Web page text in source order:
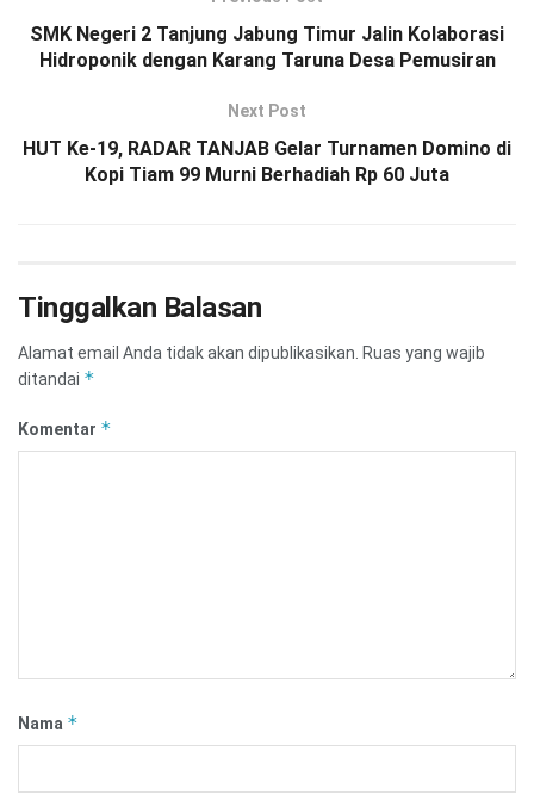
SMK Negeri 2 Tanjung Jabung Timur Jalin Kolaborasi
Hidroponik dengan Karang Taruna Desa Pemusiran
Next Post
HUT Ke-19, RADAR TANJAB Gelar Turnamen Domino di
Kopi Tiam 99 Murni Berhadiah Rp 60 Juta
Tinggalkan Balasan
Alamat email Anda tidak akan dipublikasikan. Ruas yang wajib
ditandai *
Komentar *
Nama *